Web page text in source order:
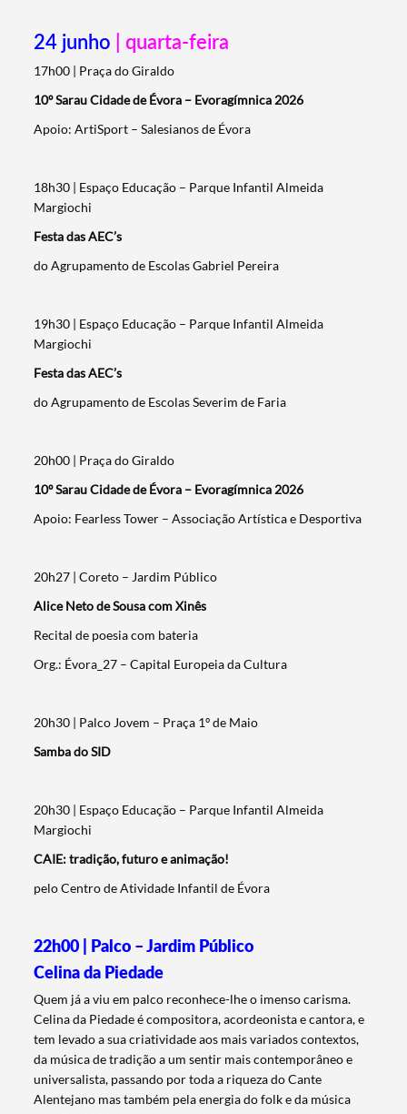
24 junho | quarta-feira
17h00 | Praça do Giraldo
10º Sarau Cidade de Évora – Evoragímnica 2026
Apoio: ArtiSport – Salesianos de Évora
18h30 | Espaço Educação – Parque Infantil Almeida
Margiochi
Festa das AEC’s
do Agrupamento de Escolas Gabriel Pereira
19h30 | Espaço Educação – Parque Infantil Almeida
Margiochi
Festa das AEC’s
do Agrupamento de Escolas Severim de Faria
20h00 | Praça do Giraldo
10º Sarau Cidade de Évora – Evoragímnica 2026
Apoio: Fearless Tower – Associação Artística e Desportiva
20h27 | Coreto – Jardim Público
Alice Neto de Sousa com Xinês
Recital de poesia com bateria
Org.: Évora_27 – Capital Europeia da Cultura
20h30 | Palco Jovem – Praça 1º de Maio
Samba do SID
20h30 | Espaço Educação – Parque Infantil Almeida
Margiochi
CAIE: tradição, futuro e animação!
pelo Centro de Atividade Infantil de Évora
22h00 | Palco – Jardim Público
Celina da Piedade
Quem já a viu em palco reconhece-lhe o imenso carisma.
Celina da Piedade é compositora, acordeonista e cantora, e
tem levado a sua criatividade aos mais variados contextos,
da música de tradição a um sentir mais contemporâneo e
universalista, passando por toda a riqueza do Cante
Alentejano mas também pela energia do folk e da música